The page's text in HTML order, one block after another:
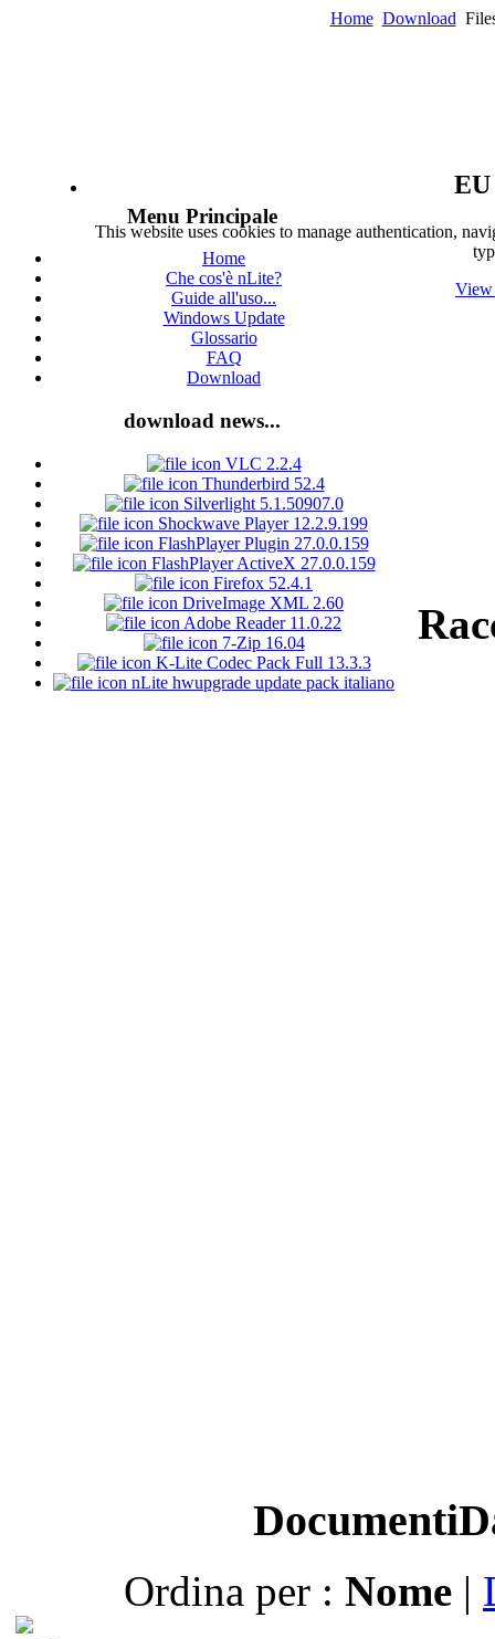
Home Download
This website uses cookies to manage authentication,
View
Menu Principale
Home
Che cos'è nLite?
Guide all'uso...
Windows Update
Glossario
FAQ
Download
download news...
VLC 2.2.4
Thunderbird 52.4
Silverlight 5.1.50907.0
Shockwave Player 12.2.9.199
FlashPlayer Plugin 27.0.0.159
FlashPlayer ActiveX 27.0.0.159
Firefox 52.4.1
DriveImage XML 2.60
Adobe Reader 11.0.22
7-Zip 16.04
K-Lite Codec Pack Full 13.3.3
nLite hwupgrade update pack italiano
Documenti
Ordina per : Nome |